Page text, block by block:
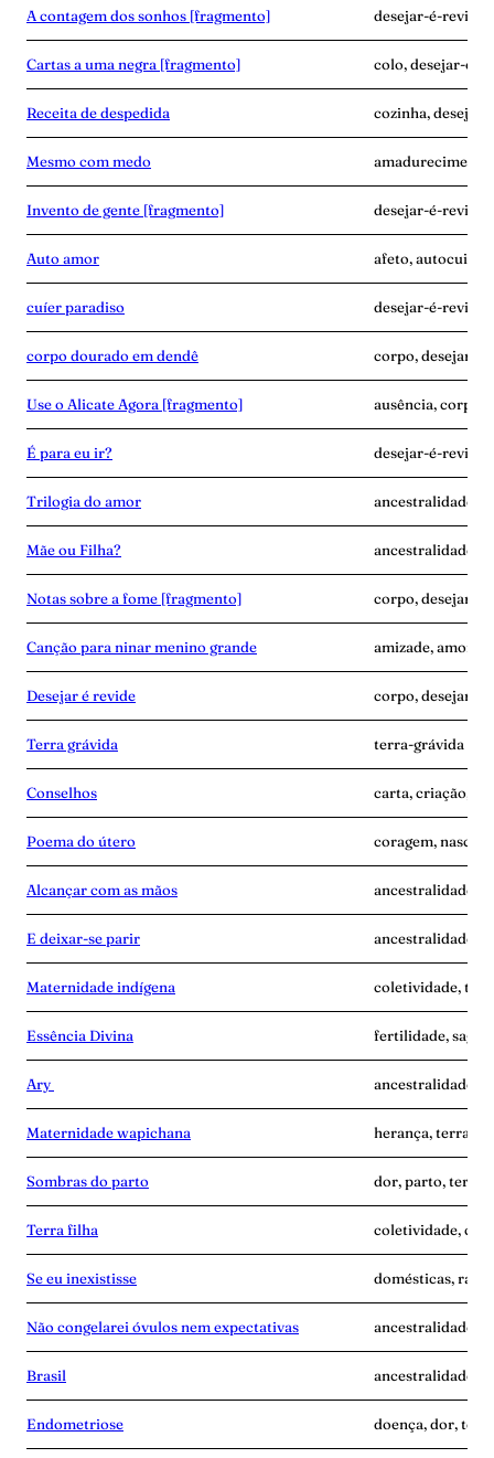
A contagem dos sonhos [fragmento] desejar-é-
Cartas a uma negra [fragmento] colo, desejar-é-
Receita de despedida cozinha,
Mesmo com medo
Invento de gente [fragmento] desejar-é-
Auto amor afeto,
cuíer paradiso desejar-é-revide,
corpo dourado em dendê corpo, desejar-
Use o Alicate Agora [fragmento] ausência, corpo,
É para eu ir? desejar-é-
Trilogia do amor ancestralidade,
Mãe ou Filha? ancestralidade,
Notas sobre a fome [fragmento] corpo, desejar-é-
Canção para ninar menino grande amizade, amor,
Desejar é revide corpo, desejar-
Terra grávida terra-grávida
Conselhos carta, criação,
Poema do útero coragem,
Alcançar com as mãos ancestralidade,
E deixar-se parir ancestralidade,
Maternidade indígena coletividade,
Essência Divina fertilidade,
Ary ancestralidade,
Maternidade wapichana herança, terra-
Sombras do parto dor, parto, terra-
Terra filha coletividade,
Se eu inexistisse domésticas,
Não congelarei óvulos nem expectativas ancestralidade,
Brasil ancestralidade,
Endometriose doença, dor,